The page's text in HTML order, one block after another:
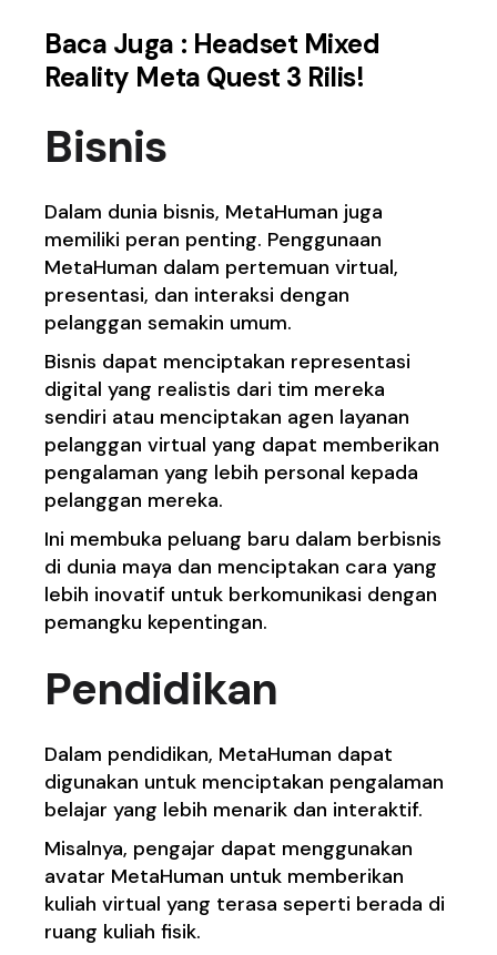
Baca Juga : Headset Mixed
Reality Meta Quest 3 Rilis!
Bisnis
Dalam dunia bisnis, MetaHuman juga
memiliki peran penting. Penggunaan
MetaHuman dalam pertemuan virtual,
presentasi, dan interaksi dengan
pelanggan semakin umum.
Bisnis dapat menciptakan representasi
digital yang realistis dari tim mereka
sendiri atau menciptakan agen layanan
pelanggan virtual yang dapat memberikan
pengalaman yang lebih personal kepada
pelanggan mereka.
Ini membuka peluang baru dalam berbisnis
di dunia maya dan menciptakan cara yang
lebih inovatif untuk berkomunikasi dengan
pemangku kepentingan.
Pendidikan
Dalam pendidikan, MetaHuman dapat
digunakan untuk menciptakan pengalaman
belajar yang lebih menarik dan interaktif.
Misalnya, pengajar dapat menggunakan
avatar MetaHuman untuk memberikan
kuliah virtual yang terasa seperti berada di
ruang kuliah fisik.